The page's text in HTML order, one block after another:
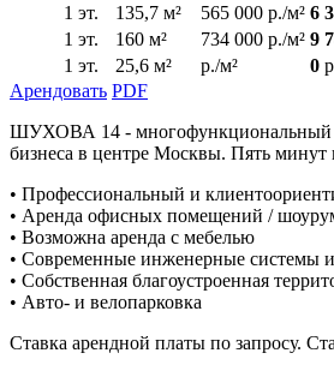
1 эт.
135,7 м² 565 000 р./м² 6
1 эт.
160 м² 734 000 р./м² 9
1 эт.
25,6 м² р./м² 0
Арендовать PDF
ШУХОВА 14 - многофункциональный
бизнеса в центре Москвы. Пять
• Профессиональный и
• Аренда офисных помещений /
• Возможна аренда с мебелью
• Современные инженерные системы
• Собственная благоустроенная
• Авто- и велопарковка
Ставка арендной платы по запросу.